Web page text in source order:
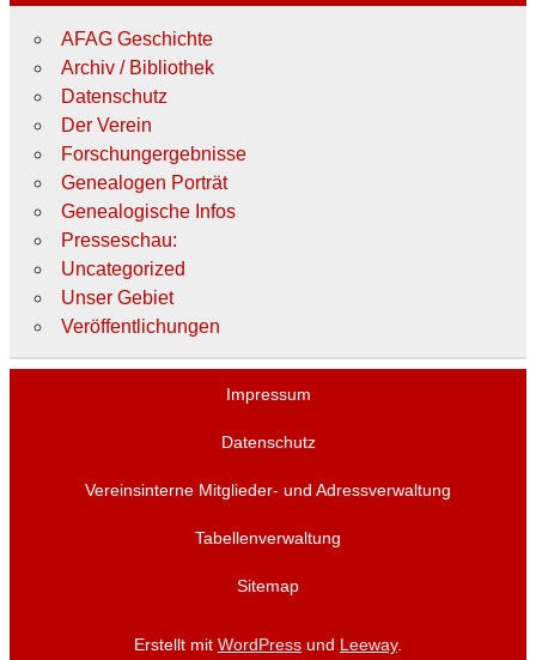
AFAG Geschichte
Archiv / Bibliothek
Datenschutz
Der Verein
Forschungergebnisse
Genealogen Porträt
Genealogische Infos
Presseschau:
Uncategorized
Unser Gebiet
Veröffentlichungen
Impressum
Datenschutz
Vereinsinterne Mitglieder- und Adressverwaltung
Tabellenverwaltung
Sitemap
Erstellt mit WordPress und Leeway.